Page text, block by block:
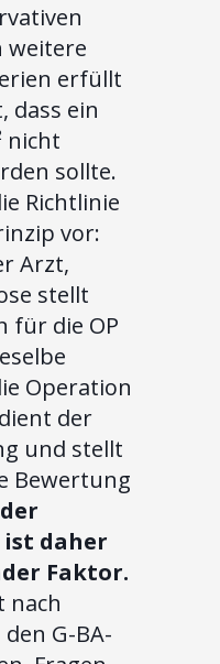
weitere
erfüllt
dass ein
nicht
sollte.
Richtlinie
vor:
Arzt,
stellt
für die OP
Operation
der
und stellt
Bewertung
daher
Faktor.
nach
G-BA-